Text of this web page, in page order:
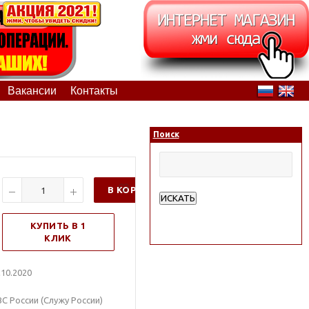
Вакансии Контакты
В КОРЗИНУ
КУПИТЬ В 1
КЛИК
России (Служу России)
Поиск
ИСКАТЬ